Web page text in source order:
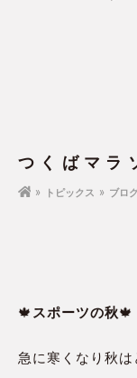
つくばマラ
トピックス ブロ
🍁 スポーツの秋🍁
急に寒くなり秋